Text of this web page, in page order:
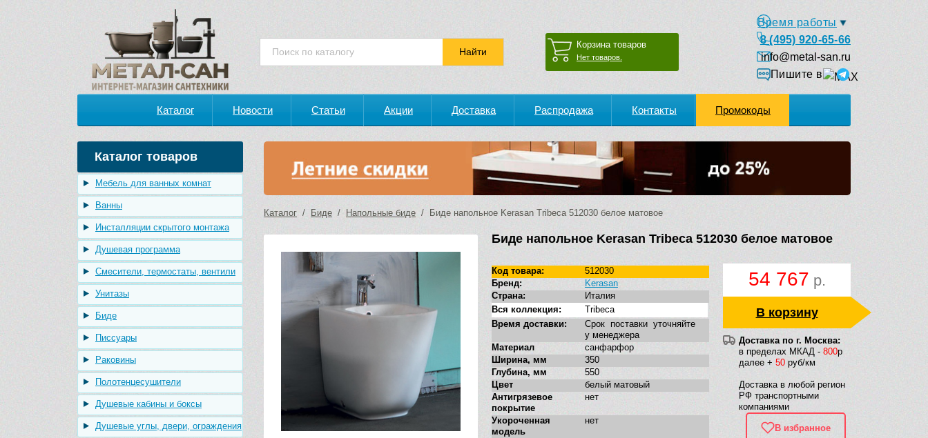
Корзина товаров
Нет товаров.
Время работы
8 (495) 920-65-66
info@metal-san.ru
Пишите в
Каталог Новости Статьи Акции Доставка Распродажа Контакты Промокоды
Каталог товаров
Мебель для ванных комнат
Ванны
Инсталляции скрытого монтажа
Душевая программа
Смесители, термостаты, вентили
Унитазы
Биде
Писсуары
Раковины
Полотенцесушители
Душевые кабины и боксы
Душевые углы, двери, ограждения
Каталог / Биде / Напольные биде / Биде напольное Kerasan Tribeca 512030 белое матовое
Биде напольное Kerasan Tribeca 512030 белое матовое
54 767 р.
В корзину
Доставка по г. Москва:
в пределах МКАД - 800р
далее + 50 руб/км
Доставка в любой регион
РФ транспортными
компаниями
В избранное
Код товара:
512030
Бренд:
Kerasan
Страна:
Италия
Вся коллекция:
Tribeca
Время доставки:
Срок поставки уточняйте
у менеджера
Материал
санфарфор
Ширина, мм
350
Глубина, мм
550
Цвет
белый матовый
Антигрязевое
покрытие
нет
Укороченная
модель
нет